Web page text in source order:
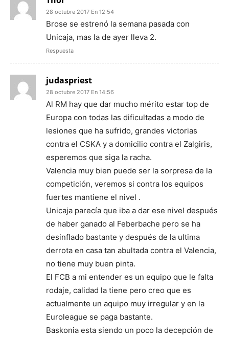
28 octubre 2017 En 12:54
Brose se estrenó la semana pasada con
Unicaja, mas la de ayer lleva 2.
Respuesta
judaspriest
28 octubre 2017 En 14:56
Al RM hay que dar mucho mérito estar top de
Europa con todas las dificultadas a modo de
lesiones que ha sufrido, grandes victorias
contra el CSKA y a domicilio contra el Zalgiris,
esperemos que siga la racha.
Valencia muy bien puede ser la sorpresa de la
competición, veremos si contra los equipos
fuertes mantiene el nivel .
Unicaja parecía que iba a dar ese nivel después
de haber ganado al Feberbache pero se ha
desinflado bastante y después de la ultima
derrota en casa tan abultada contra el Valencia,
no tiene muy buen pinta.
El FCB a mi entender es un equipo que le falta
rodaje, calidad la tiene pero creo que es
actualmente un aquipo muy irregular y en la
Euroleague se paga bastante.
Baskonia esta siendo un poco la decepción de